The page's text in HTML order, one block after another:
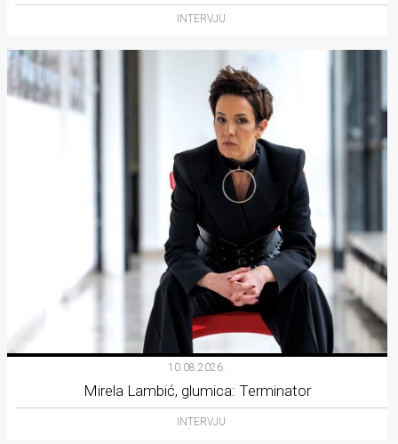
INTERVJU
10.08.2026.
Mirela Lambić, glumica: Terminator
INTERVJU